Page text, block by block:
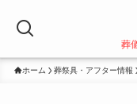
葬
ホーム 葬祭具・アフター情報